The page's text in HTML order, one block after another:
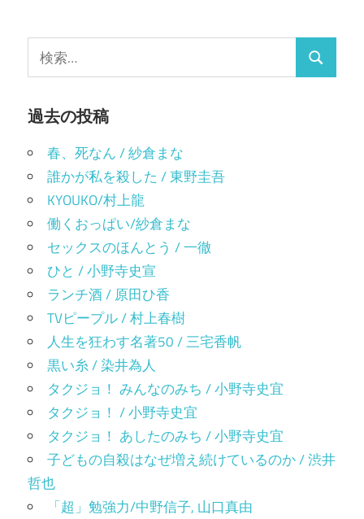
ィ
ン
ド
開
き
ま
ゲ
ー
シ
ョ
ン
索:
検
過去の投稿
春、死なん / 紗倉まな
誰かが私を殺した / 東野圭吾
KYOUKO/村上龍
働くおっぱい/紗倉まな
セックスのほんとう / 一徹
ひと / 小野寺史宣
ランチ酒 / 原田ひ香
TVピープル / 村上春樹
人生を狂わす名著50 / 三宅香帆
黒い糸 / 染井為人
タクジョ！ みんなのみち / 小野寺史宜
タクジョ！ / 小野寺史宜
タクジョ！ あしたのみち / 小野寺史宜
子どもの自殺はなぜ増え続けているのか / 渋井
哲也
「超」勉強力/中野信子, 山口真由